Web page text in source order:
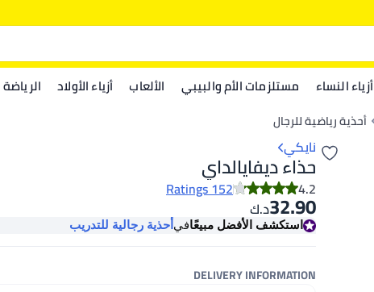
أزياء النساء مستلزمات الأم والبيبي الألعاب أزياء الأولاد الرياضة
أحذية رياضية للرجال
نايكي
حذاء ديفايالداي
4.2
152 Ratings
د.ك‏32.90
استكشف الأفضل مبيعًافيأحذية رجالية للتدريب
DELIVERY INFORMATION